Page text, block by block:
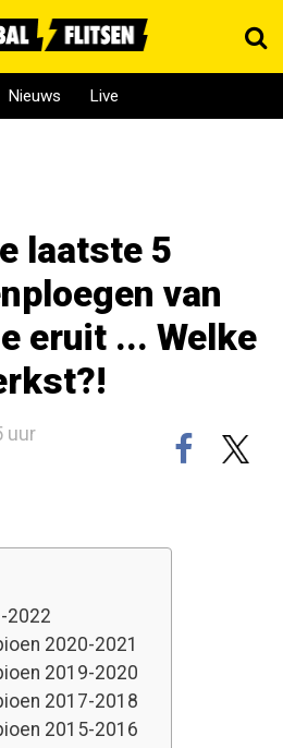
Nieuws Live
laatste 5
van
eruit ... Welke
uur
2022
2020-2021
2019-2020
2017-2018
2015-2016